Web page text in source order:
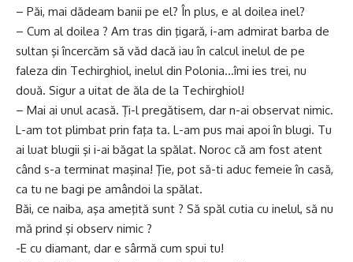
– Păi, mai dădeam banii pe el? În plus, e al doilea inel?
– Cum al doilea ? Am tras din ţigară, i-am admirat barba de
sultan şi încercăm să văd dacă iau în calcul inelul de pe
faleza din Techirghiol, inelul din Polonia…îmi ies trei, nu
două. Sigur a uitat de ăla de la Techirghiol!
– Mai ai unul acasă. Ţi-l pregătisem, dar n-ai observat nimic.
L-am tot plimbat prin faţa ta. L-am pus mai apoi în blugi. Tu
ai luat blugii şi i-ai băgat la spălat. Noroc că am fost atent
când s-a terminat maşina! Ţie, pot să-ti aduc femeie în casă,
ca tu ne bagi pe amândoi la spălat.
Băi, ce naiba, aşa ameţită sunt ? Să spăl cutia cu inelul, să nu
mă prind şi observ nimic ?
-E cu diamant, dar e sârmă cum spui tu!